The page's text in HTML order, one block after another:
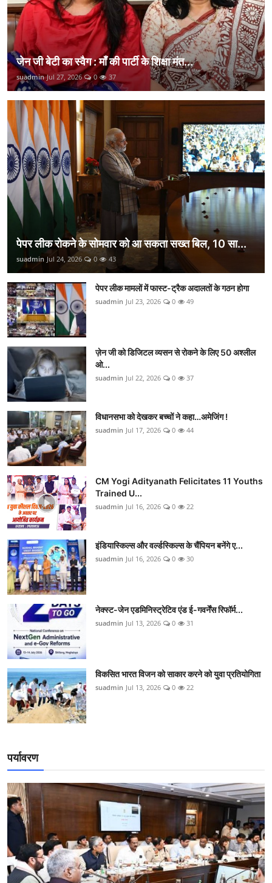
जेन जी बेटी का स्वैग : माँ की पार्टी के शिक्षा मंत...
suadmin Jul 27, 2026 0 37
पेपर लीक रोकने के सोमवार को आ सकता सख्त बिल, 10 सा...
suadmin Jul 24, 2026 0 43
पेपर लीक मामलों में फास्ट-ट्रैक अदालतों के गठन होगा
suadmin Jul 23, 2026 0 49
ज़ेन जी को डिजिटल व्यसन से रोकने के लिए 50 अश्लील
ओ...
suadmin Jul 22, 2026 0 37
विधानसभा को देखकर बच्चों ने कहा…अमेजिंग !
suadmin Jul 17, 2026 0 44
CM Yogi Adityanath Felicitates 11 Youths
Trained U...
suadmin Jul 16, 2026 0 22
इंडियास्किल्स और वर्ल्डस्किल्स के चैंपियन बनेंगे ए...
suadmin Jul 16, 2026 0 30
नेक्स्ट-जेन एडमिनिस्ट्रेटिव एंड ई-गवर्नेंस रिफॉर्म...
suadmin Jul 13, 2026 0 31
विकसित भारत विजन को साकार करने को युवा प्रतियोगिता
suadmin Jul 13, 2026 0 22
पर्यावरण